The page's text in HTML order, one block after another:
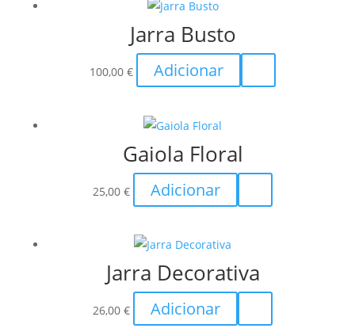
through
73,00 €
The
may
the
Jarra Busto
100,00€ Adicionar
Gaiola Floral
25,00€ Adicionar
Jarra Decorativa
26,00€ Adicionar